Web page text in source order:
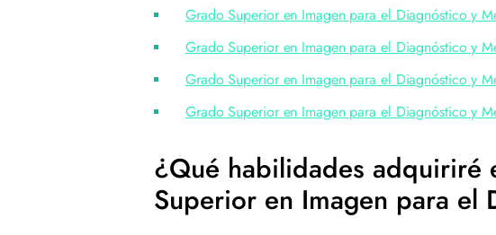
Grado Superior en Imagen para el Diagnóstico y
Grado Superior en Imagen para el Diagnóstico y
Grado Superior en Imagen para el Diagnóstico y
Grado Superior en Imagen para el Diagnóstico y
¿Qué habilidades adquiriré
Superior en Imagen para el